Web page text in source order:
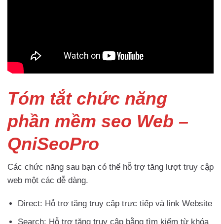
Tóm tắt chức năng
phần mềm seo Web –
QniSeoPro
Các chức năng sau bạn có thể hỗ trợ tăng lượt truy cập
web một các dễ dàng.
Direct: Hỗ trợ tăng truy cập trực tiếp và link Website
Search: Hỗ trợ tăng truy cập bằng tìm kiếm từ khóa